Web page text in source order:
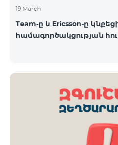
19 March
Team-ը և Ericsson-ը
համագործակցության